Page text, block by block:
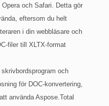
och Safari. Detta gör
eftersom du helt
i din webbläsare och
filer till XLTX-format
och
för DOC-konvertering,
använda Aspose.Total